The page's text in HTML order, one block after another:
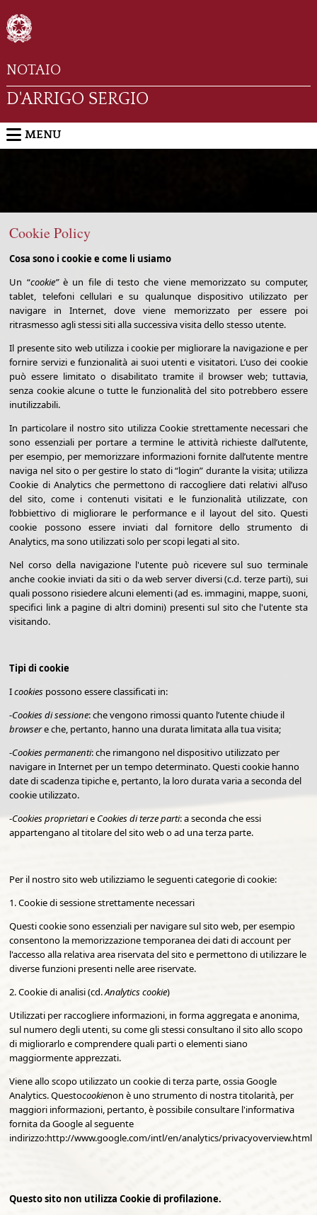
NOTAIO
D'ARRIGO SERGIO
MENU
Cookie Policy
Cosa sono i cookie e come li usiamo
Un “cookie”è un file di testo che viene memorizzato su computer,
tablet, telefoni cellulari e su qualunque dispositivo utilizzato per
navigare in Internet, dove viene memorizzato per essere poi
ritrasmesso agli stessi siti alla successiva visita dello stesso utente.
Il presente sito web utilizza i cookie per migliorare la navigazione e per
fornire servizi e funzionalità ai suoi utenti e visitatori. L’uso dei cookie
può essere limitato o disabilitato tramite il browser web; tuttavia,
senza cookie alcune o tutte le funzionalità del sito potrebbero essere
inutilizzabili.
In particolare il nostro sito utilizza Cookie strettamente necessari che
sono essenziali per portare a termine le attività richieste dall’utente,
per esempio, per memorizzare informazioni fornite dall’utente mentre
naviga nel sito o per gestire lo stato di “login” durante la visita; utilizza
Cookie di Analytics che permettono di raccogliere dati relativi all’uso
del sito, come i contenuti visitati e le funzionalità utilizzate, con
l’obbiettivo di migliorare le performance e il layout del sito. Questi
cookie possono essere inviati dal fornitore dello strumento di
Analytics, ma sono utilizzati solo per scopi legati al sito.
Nel corso della navigazione l'utente può ricevere sul suo terminale
anche cookie inviati da siti o da web server diversi (c.d. terze parti), sui
quali possono risiedere alcuni elementi (ad es. immagini, mappe, suoni,
specifici link a pagine di altri domini) presenti sul sito che l'utente sta
visitando.
Tipi di cookie
Icookies possono essere classificati in:
-Cookies di sessione: che vengono rimossi quanto l’utente chiude il
browsere che, pertanto, hanno una durata limitata alla tua visita;
-Cookies permanenti: che rimangono nel dispositivo utilizzato per
navigare in Internet per un tempo determinato. Questi cookie hanno
date di scadenza tipiche e, pertanto, la loro durata varia a seconda del
cookie utilizzato.
-Cookies proprietarie Cookies di terze parti: a seconda che essi
appartengano al titolare del sito web o ad una terza parte.
Per il nostro sito web utilizziamo le seguenti categorie di cookie:
1. Cookie di sessione strettamente necessari
Questi cookie sono essenziali per navigare sul sito web, per esempio
consentono la memorizzazione temporanea dei dati di account per
l'accesso alla relativa area riservata del sito e permettono di utilizzare le
diverse funzioni presenti nelle aree riservate.
2. Cookie di analisi (cd.Analytics cookie)
Utilizzati per raccogliere informazioni, in forma aggregata e anonima,
sul numero degli utenti, su come gli stessi consultano il sito allo scopo
di migliorarlo e comprendere quali parti o elementi siano
maggiormente apprezzati.
Viene allo scopo utilizzato un cookie di terza parte, ossia Google
Analytics. Questocookienon è uno strumento di nostra titolarità, per
maggiori informazioni, pertanto, è possibile consultare l'informativa
fornita da Google al seguente
indirizzo:http://www.google.com/intl/en/analytics/privacyoverview.html
Questo sito non utilizza Cookie di profilazione.